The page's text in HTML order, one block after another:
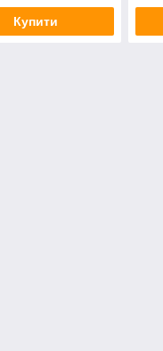
Купити